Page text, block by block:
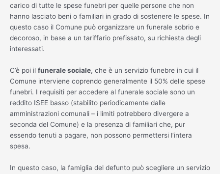
carico di tutte le spese funebri per quelle persone che non
hanno lasciato beni o familiari in grado di sostenere le spese. In
questo caso il Comune può organizzare un funerale sobrio e
decoroso, in base a un tariffario prefissato, su richiesta degli
interessati.
C’è poi il funerale sociale, che è un servizio funebre in cui il
Comune interviene coprendo generalmente il 50% delle spese
funebri. I requisiti per accedere al funerale sociale sono un
reddito ISEE basso (stabilito periodicamente dalle
amministrazioni comunali – i limiti potrebbero divergere a
seconda del Comune) e la presenza di familiari che, pur
essendo tenuti a pagare, non possono permettersi l’intera
spesa.
In questo caso, la famiglia del defunto può scegliere un servizio